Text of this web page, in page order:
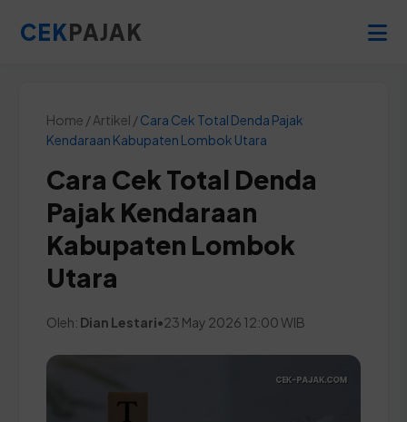
CEKPAJAK
Home / Artikel /Cara Cek Total Denda Pajak
Kendaraan Kabupaten Lombok Utara
Cara Cek Total Denda
Pajak Kendaraan
Kabupaten Lombok
Utara
Oleh: Dian Lestari•23 May 2026 12:00 WIB